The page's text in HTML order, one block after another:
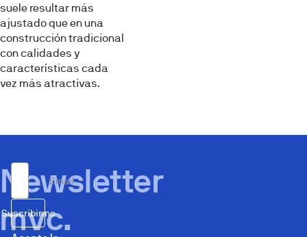
suele resultar más
ajustado que en una
construcción tradicional
con calidades y
características cada
vez más atractivas.
Newsletter
mvc.
Email
Suscribirme